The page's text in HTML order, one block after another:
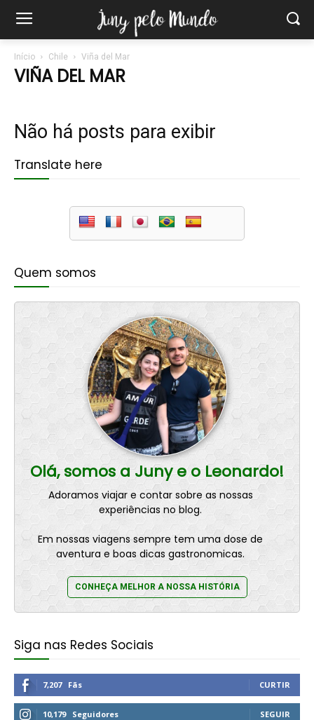
Início Chile Viña del Mar
VIÑA DEL MAR
Não há posts para exibir
Translate here
Quem somos
Olá, somos a Juny e o Leonardo!
Adoramos viajar e contar sobre as nossas
experiências no blog.
Em nossas viagens sempre tem uma dose de
aventura e boas dicas gastronomicas.
CONHEÇA MELHOR A NOSSA HISTÓRIA
Siga nas Redes Sociais
7,207 Fãs CURTIR
10,179 Seguidores SEGUIR